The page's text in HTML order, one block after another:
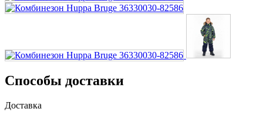
Способы доставки
Доставка